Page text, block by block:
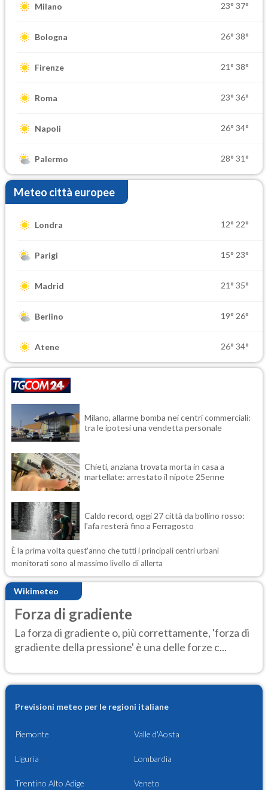
Milano 23° 37°
Bologna 26° 38°
Firenze 21° 38°
Roma 23° 36°
Napoli 26° 34°
Palermo 28° 31°
Meteo città europee
Londra 12° 22°
Parigi 15° 23°
Madrid 21° 35°
Berlino 19° 26°
Atene 26° 34°
Milano, allarme bomba nei centri commerciali:
tra le ipotesi una vendetta personale
Chieti, anziana trovata morta in casa a
martellate: arrestato il nipote 25enne
Caldo record, oggi 27 città da bollino rosso:
l'afa resterà fino a Ferragosto
È la prima volta quest'anno che tutti i principali centri urbani
monitorati sono al massimo livello di allerta
Wikimeteo
Forza di gradiente
La forza di gradiente o, più correttamente, 'forza di
gradiente della pressione' è una delle forze c...
Previsioni meteo per le regioni italiane
Piemonte Valle d'Aosta
Liguria Lombardia
Trentino Alto Adige Veneto